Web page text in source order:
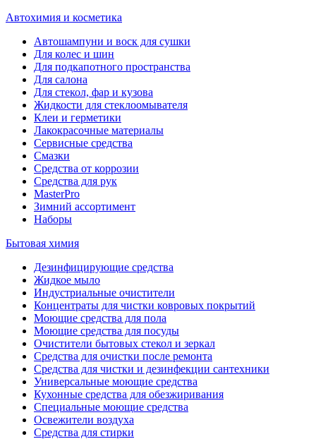
Автохимия и косметика
Автошампуни и воск для сушки
Для колес и шин
Для подкапотного пространства
Для салона
Для стекол, фар и кузова
Жидкости для стеклоомывателя
Клеи и герметики
Лакокрасочные материалы
Сервисные средства
Смазки
Средства от коррозии
Средства для рук
MasterPro
Зимний ассортимент
Наборы
Бытовая химия
Дезинфицирующие средства
Жидкое мыло
Индустриальные очистители
Концентраты для чистки ковровых покрытий
Моющие средства для пола
Моющие средства для посуды
Очистители бытовых стекол и зеркал
Средства для очистки после ремонта
Средства для чистки и дезинфекции сантехники
Универсальные моющие средства
Кухонные средства для обезжиривания
Специальные моющие средства
Освежители воздуха
Средства для стирки